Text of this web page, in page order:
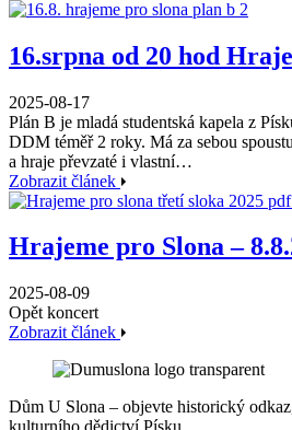
16.srpna od 20 hod
2025-08-17
Plán B je mladá studentská kapela z
DDM téměř 2 roky. Má za sebou
a hraje převzaté i vlastní…
Zobrazit článek
Hrajeme pro Slona –
2025-08-09
Opět koncert
Zobrazit článek
Dům U Slona – objevte historický